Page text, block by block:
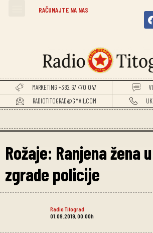
RAČUNAJTE NA NAS
MARKETING +382 67 470 047
RADIOTITOGRAD@GMAIL.COM
Rožaje: Ranjena žena
zgrade policije
Radio Titograd
01.09.2019, 00:00h